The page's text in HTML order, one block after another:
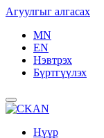
Агуулгыг алгасах
MN
EN
Нэвтрэх
Бүртгүүлэх
Нүүр